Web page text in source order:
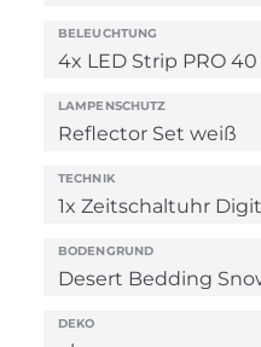
BELEUCHTUNG
LAMPENSCHUTZ
TECHNIK
BODENGRUND
DEKO